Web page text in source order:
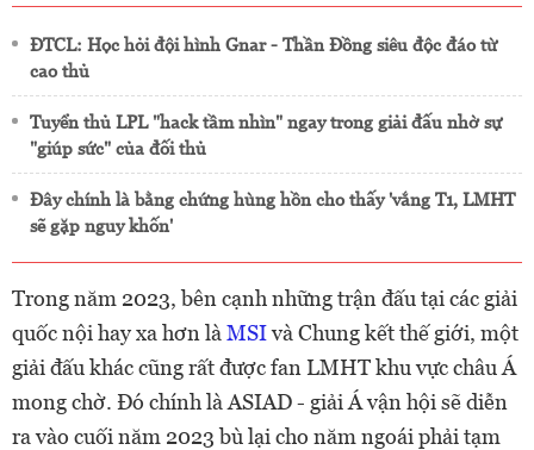
ĐTCL: Học hỏi đội hình Gnar - Thần Đồng siêu độc đáo từ
cao thủ
Tuyển thủ LPL "hack tầm nhìn" ngay trong giải đấu nhờ sự
"giúp sức" của đối thủ
Đây chính là bằng chứng hùng hồn cho thấy 'vắng T1, LMHT
sẽ gặp nguy khốn'
Trong năm 2023, bên cạnh những trận đấu tại các giải
quốc nội hay xa hơn là MSIvà Chung kết thế giới, một
giải đấu khác cũng rất được fan LMHT khu vực châu Á
mong chờ. Đó chính là ASIAD - giải Á vận hội sẽ diễn
ra vào cuối năm 2023 bù lại cho năm ngoái phải tạm